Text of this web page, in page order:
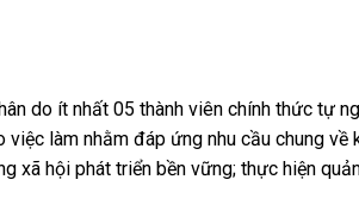
do ít nhất 05 thành viên chính thức tự
làm nhằm đáp ứng nhu cầu chung về
xã hội phát triển bền vững; thực hiện